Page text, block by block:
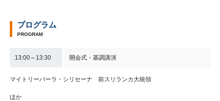
プログラム
PROGRAM
13:00～13:30 開会式・基調講演
マイトリーパーラ・シリセーナ 前スリランカ大統領
ほか